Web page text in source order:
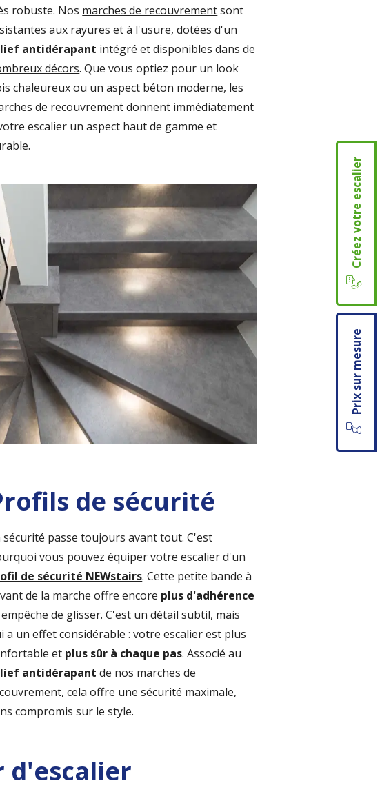
Prix sur mesure
Créez votre escalier
robuste. Nos marches de recouvrementsont
aux rayures et à l'usure, dotées d'un
antidérapant intégré et disponibles dans de
décors. Que vous optiez pour un look
chaleureux ou un aspect béton moderne, les
de recouvrement donnent immédiatement
escalier un aspect haut de gamme et
de sécurité
sécurité passe toujours avant tout. C'est
vous pouvez équiper votre escalier d'un
de sécurité NEWstairs. Cette petite bande à
de la marche offre encore plus d'adhérence
de glisser. C'est un détail subtil, mais
a un effet considérable : votre escalier est plus
et plus sûr à chaque pas. Associé au
antidérapant de nos marches de
cela offre une sécurité maximale,
compromis sur le style.
d'escalier